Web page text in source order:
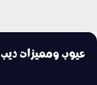
ومميزات